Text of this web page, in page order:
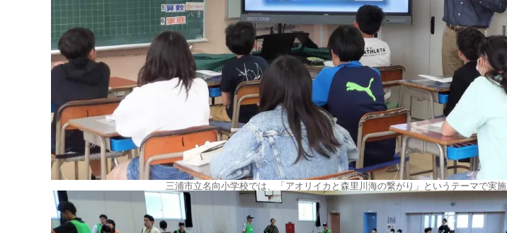
三浦市立名向小学校では、「アオリイカと森里川海の繋がり」というテーマで実施